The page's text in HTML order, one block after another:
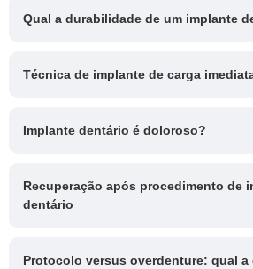
Qual a durabilidade de um implante
Técnica de implante de carga
Implante dentário é doloroso?
Recuperação após procedimento de
dentário
Protocolo versus overdenture: qual a